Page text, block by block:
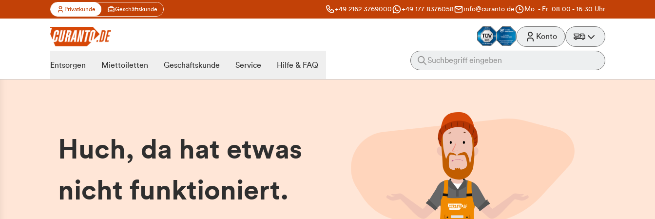
Privatkunde Geschäftskunde +49 2162 3769000 +49 177 8376058 info@curanto.de Mo. - Fr. 08.00 - 16:30 Uhr
Konto
Entsorgen Miettoiletten Geschäftskunde Service Hilfe & FAQ
Huch, da hat etwas
nicht funktioniert.